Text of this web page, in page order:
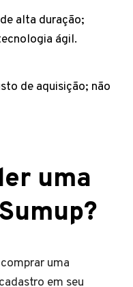
alta duração;
ágil.
de aquisição; não
uma
uma
em seu